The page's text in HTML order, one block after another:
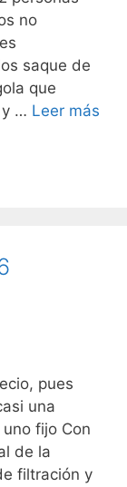
no
saque de
que
y … Leer más
pues
una
fijo Con
de la
filtración y